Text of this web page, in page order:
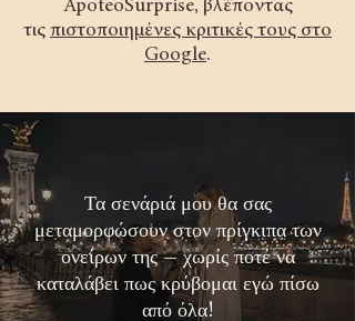
ApoteoSurprise, βλέποντας
τις πιστοποιημένες κριτικές τους στο
Google.
Τα σενάριά μου θα σας
μεταμορφώσουν στον πρίγκιπα των
ονείρων της – χωρίς ποτέ να
καταλάβει πως κρύβομαι εγώ πίσω
από όλα!